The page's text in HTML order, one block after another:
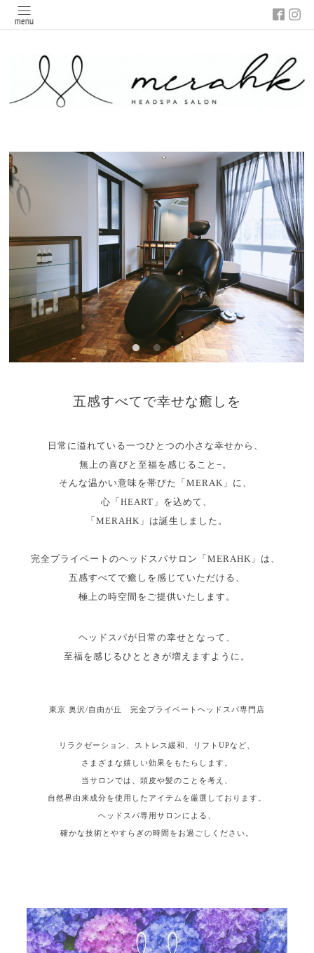
五感すべてで幸せな癒しを
日常に溢れている一つひとつの小さな幸せから、
無上の喜びと至福を感じること−。
そんな温かい意味を帯びた「MERAK」に、
心「HEART」を込めて、
「MERAHK」は誕生しました。
完全プライベートのヘッドスパサロン「MERAHK」は、
五感すべてで癒しを感じていただける、
極上の時空間をご提供いたします。
ヘッドスパが日常の幸せとなって、
至福を感じるひとときが増えますように。
東京 奥沢/自由が丘 完全プライベートヘッドスパ専門店
リラクゼーション、ストレス緩和、リフトUPなど、
さまざまな嬉しい効果をもたらします。
当サロンでは、頭皮や髪のことを考え、
自然界由来成分を使用したアイテムを厳選しております。
ヘッドスパ専用サロンによる、
確かな技術とやすらぎの時間をお過ごしください。